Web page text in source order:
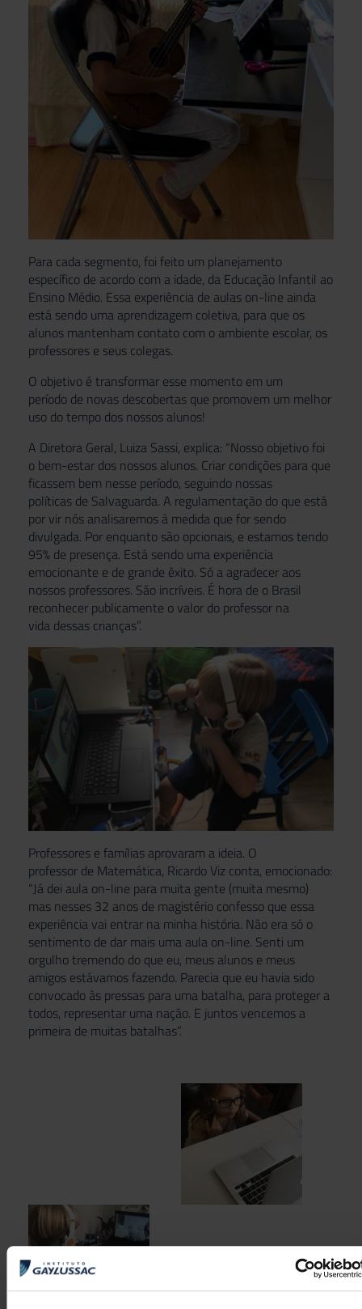
Para cada segmento, foi feito um planejamento
específico de acordo com a idade, da Educação Infantil ao
Ensino Médio. Essa experiência de aulas on-line ainda
está sendo uma aprendizagem coletiva, para que os
alunos mantenham contato com o ambiente escolar, os
professores e seus colegas.
O objetivo é transformar esse momento em um
período de novas descobertas que promovem um melhor
uso do tempo dos nossos alunos!
A Diretora Geral, Luiza Sassi, explica: “Nosso objetivo foi
o bem-estar dos nossos alunos. Criar condições para que
ficassem bem nesse período, seguindo nossas
políticas de Salvaguarda. A regulamentação do que está
por vir nós analisaremos à medida que for sendo
divulgada. Por enquanto são opcionais, e estamos tendo
95% de presença. Está sendo uma experiência
emocionante e de grande êxito. Só a agradecer aos
nossos professores. São incríveis. É hora de o Brasil
reconhecer publicamente o valor do professor na
vida dessas crianças”.
Professores e famílias aprovaram a ideia. O
professor de Matemática, Ricardo Viz conta, emocionado:
“Já dei aula on-line para muita gente (muita mesmo)
mas nesses 32 anos de magistério confesso que essa
experiência vai entrar na minha história. Não era só o
sentimento de dar mais uma aula on-line. Senti um
orgulho tremendo do que eu, meus alunos e meus
amigos estávamos fazendo. Parecia que eu havia sido
convocado às pressas para uma batalha, para proteger a
todos, representar uma nação. E juntos vencemos a
primeira de muitas batalhas”.